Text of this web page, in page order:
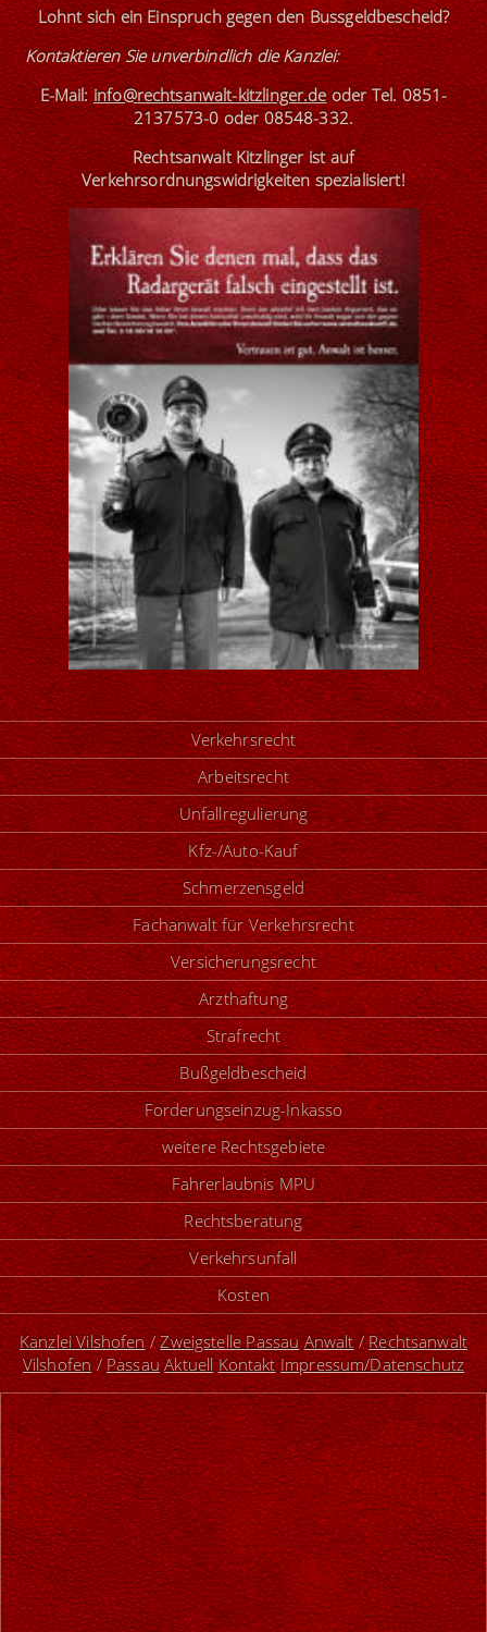
Lohnt sich ein Einspruch gegen den Bussgeldbescheid?
Kontaktieren Sie unverbindlich die Kanzlei:
E-Mail:info@rechtsanwalt-kitzlinger.de oderTel. 0851-
2137573-0oder08548-332.
Rechtsanwalt Kitzlinger istauf
Verkehrsordnungswidrigkeitenspezialisiert!
Verkehrsrecht
Arbeitsrecht
Unfallregulierung
Kfz-/Auto-Kauf
Schmerzensgeld
Fachanwalt für Verkehrsrecht
Versicherungsrecht
Arzthaftung
Strafrecht
Bußgeldbescheid
Forderungseinzug-Inkasso
weitere Rechtsgebiete
Fahrerlaubnis MPU
Rechtsberatung
Verkehrsunfall
Kosten
Kanzlei Vilshofen/Zweigstelle Passau Anwalt/Rechtsanwalt
Vilshofen/Passau Aktuell Kontakt Impressum/Datenschutz